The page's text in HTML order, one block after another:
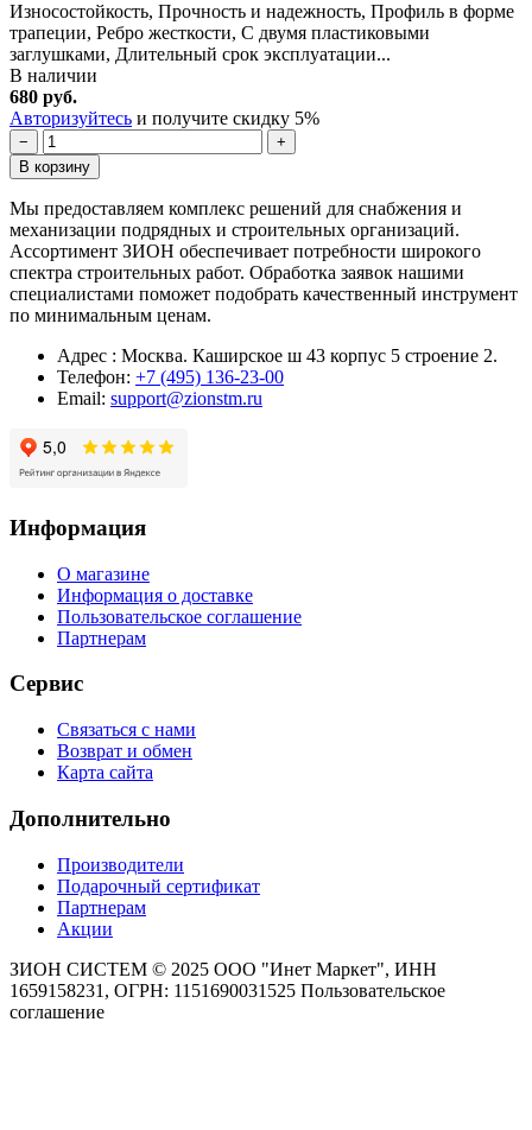
Износостойкость, Прочность и надежность, Профиль в форме
трапеции, Ребро жесткости, С двумя пластиковыми
заглушками, Длительный срок эксплуатации...
В наличии
680 руб.
Авторизуйтесь и получите скидку 5%
−
+
В корзину
Мы предоставляем комплекс решений для снабжения и
механизации подрядных и строительных организаций.
Ассортимент ЗИОН обеспечивает потребности широкого
спектра строительных работ. Обработка заявок нашими
специалистами поможет подобрать качественный инструмент
по минимальным ценам.
Адрес : Москва. Каширское ш 43 корпус 5 строение 2.
Телефон: +7 (495) 136-23-00
Email: support@zionstm.ru
Информация
О магазине
Информация о доставке
Пользовательское соглашение
Партнерам
Сервис
Связаться с нами
Возврат и обмен
Карта сайта
Дополнительно
Производители
Подарочный сертификат
Партнерам
Акции
ЗИОН СИСТЕМ © 2025 ООО "Инет Маркет", ИНН
1659158231, ОГРН: 1151690031525 Пользовательское
соглашение